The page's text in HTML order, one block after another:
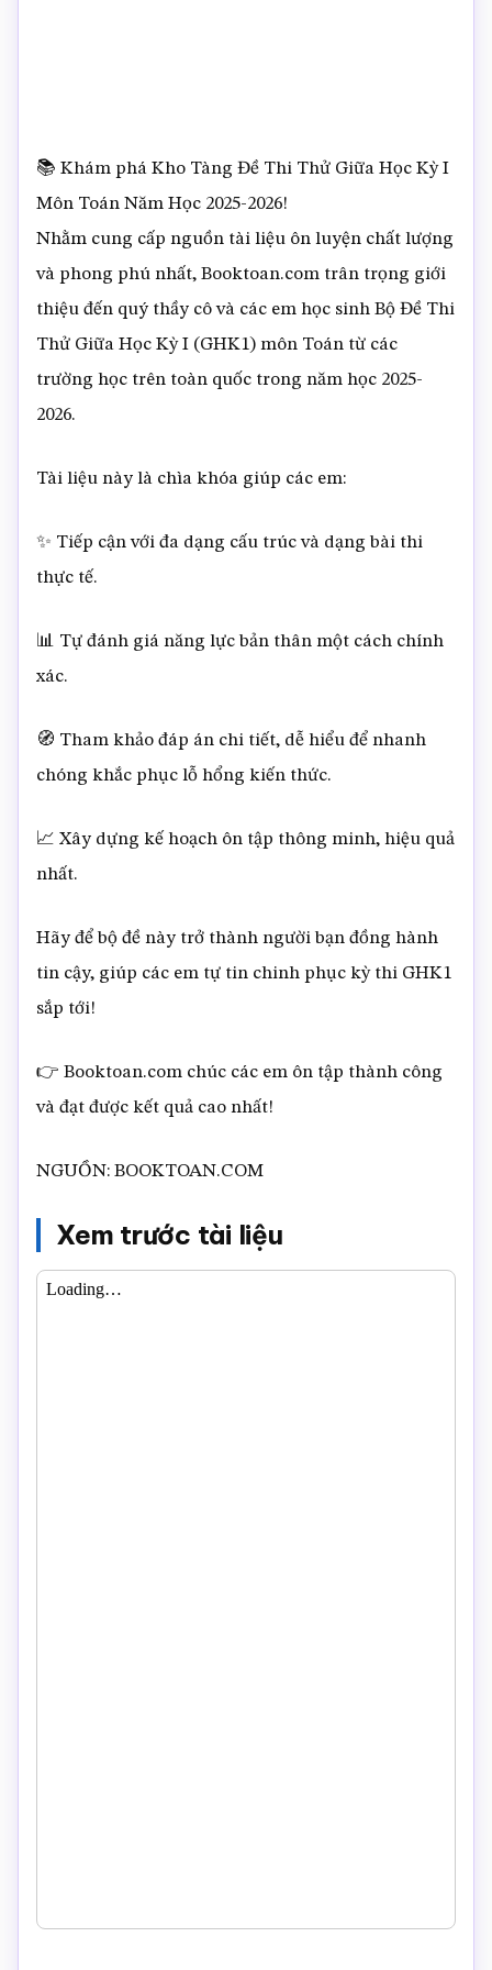
📚 Khám phá Kho Tàng Đề Thi Thử Giữa Học Kỳ I
Môn Toán Năm Học 2025-2026!
Nhằm cung cấp nguồn tài liệu ôn luyện chất lượng
và phong phú nhất, Booktoan.com trân trọng giới
thiệu đến quý thầy cô và các em học sinh Bộ Đề Thi
Thử Giữa Học Kỳ I (GHK1) môn Toán từ các
trường học trên toàn quốc trong năm học 2025-
2026.
Tài liệu này là chìa khóa giúp các em:
✨ Tiếp cận với đa dạng cấu trúc và dạng bài thi
thực tế.
📊 Tự đánh giá năng lực bản thân một cách chính
xác.
🧭 Tham khảo đáp án chi tiết, dễ hiểu để nhanh
chóng khắc phục lỗ hổng kiến thức.
📈 Xây dựng kế hoạch ôn tập thông minh, hiệu quả
nhất.
Hãy để bộ đề này trở thành người bạn đồng hành
tin cậy, giúp các em tự tin chinh phục kỳ thi GHK1
sắp tới!
👉 Booktoan.com chúc các em ôn tập thành công
và đạt được kết quả cao nhất!
NGUỒN: BOOKTOAN.COM
Xem trước tài liệu